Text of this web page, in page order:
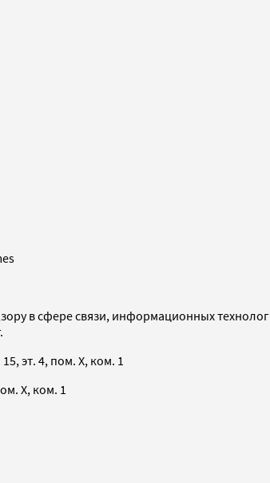
в сфере связи, информационных
эт. 4, пом. X, ком. 1
X, ком. 1